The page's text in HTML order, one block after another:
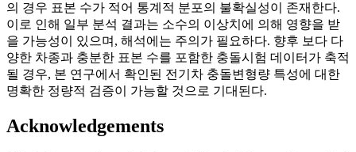
의 경우 표본 수가 적어 통계적 분포의 불확실성이 존재한다.
이로 인해 일부 분석 결과는 소수의 이상치에 의해 영향을 받
을 가능성이 있으며, 해석에는 주의가 필요하다. 향후 보다 다
양한 차종과 충분한 표본 수를 포함한 충돌시험 데이터가 축적
될 경우, 본 연구에서 확인된 전기차 충돌변형량 특성에 대한
명확한 정량적 검증이 가능할 것으로 기대된다.
Acknowledgements